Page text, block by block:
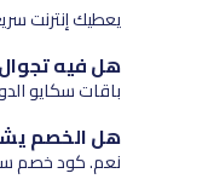
يعطيك إنترنت
هل فيه
باقات سكايو
هل الخصم
نعم. كود خصم سكايو السعودية